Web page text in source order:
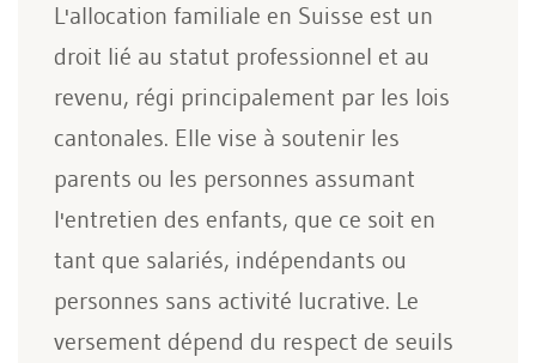
L'allocation familiale en Suisse est un
droit lié au statut professionnel et au
revenu, régi principalement par les lois
cantonales. Elle vise à soutenir les
parents ou les personnes assumant
l'entretien des enfants, que ce soit en
tant que salariés, indépendants ou
personnes sans activité lucrative. Le
versement dépend du respect de seuils